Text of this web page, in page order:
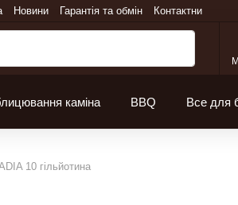
Новини Гарантія та обмін Контактни
каміна BBQ Все для
10 гільйотина